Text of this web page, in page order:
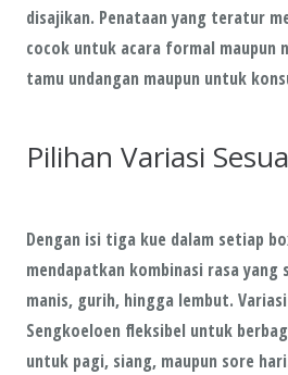
disajikan. Penataan yang teratur
cocok untuk acara formal maupun
tamu undangan maupun untuk
Pilihan Variasi
Dengan isi tiga kue dalam setiap
mendapatkan kombinasi rasa yang
manis, gurih, hingga lembut.
Sengkoeloen fleksibel untuk
untuk pagi, siang, maupun sore